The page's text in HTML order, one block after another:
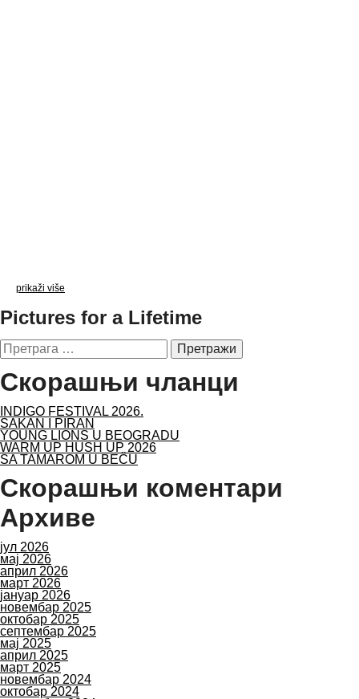
prikaži više
Pictures for a Lifetime
Претрага
за:
Скорашњи чланци
INDIGO FESTIVAL 2026.
SAKAN I PIRAN
YOUNG LIONS U BEOGRADU
WARM UP HUSH UP 2026
SA TAMAROM U BEČU
Скорашњи коментари
Архиве
јул 2026
мај 2026
април 2026
март 2026
јануар 2026
новембар 2025
октобар 2025
септембар 2025
мај 2025
април 2025
март 2025
новембар 2024
октобар 2024